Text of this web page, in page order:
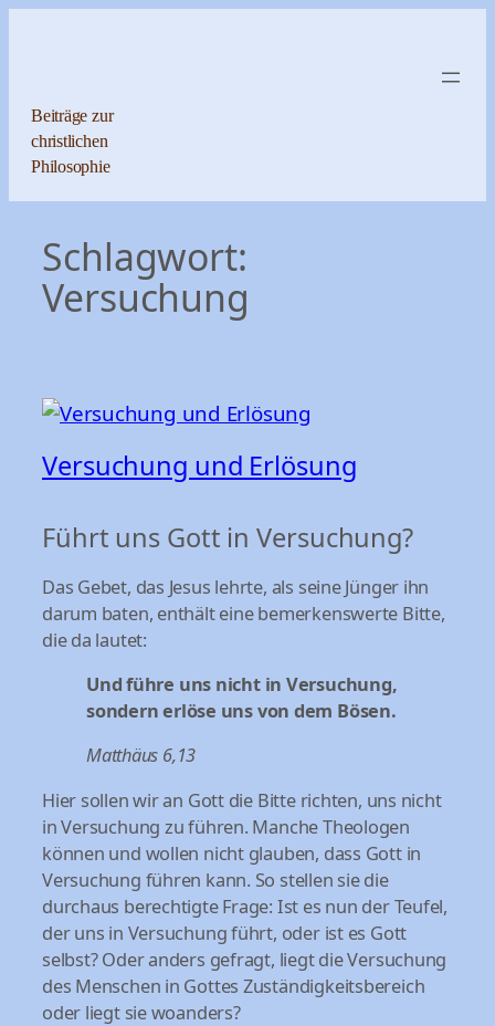
Beiträge zur
christlichen
Philosophie
Schlagwort:
Versuchung
Versuchung und Erlösung
Führt uns Gott in Versuchung?
Das Gebet, das Jesus lehrte, als seine Jünger ihn
darum baten, enthält eine bemerkenswerte Bitte,
die da lautet:
Und führe uns nicht in Versuchung,
sondern erlöse uns von dem Bösen.
Matthäus 6,13
Hier sollen wir an Gott die Bitte richten, uns nicht
in Versuchung zu führen. Manche Theologen
können und wollen nicht glauben, dass Gott in
Versuchung führen kann. So stellen sie die
durchaus berechtigte Frage: Ist es nun der Teufel,
der uns in Versuchung führt, oder ist es Gott
selbst? Oder anders gefragt, liegt die Versuchung
des Menschen in Gottes Zuständigkeitsbereich
oder liegt sie woanders?